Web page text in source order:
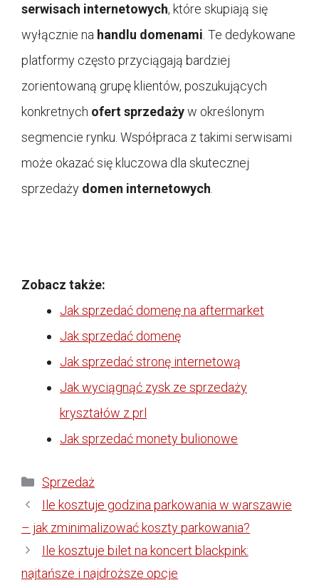
serwisach internetowych, które skupiają się
wyłącznie na handlu domenami . Te dedykowane
platformy często przyciągają bardziej
zorientowaną grupę klientów, poszukujących
konkretnych ofert sprzedażyw określonym
segmencie rynku. Współpraca z takimi serwisami
może okazać się kluczowa dla skutecznej
sprzedaży domen internetowych
Zobacz także:
Jak sprzedać domenę na aftermarket
Jak sprzedać domenę
Jak sprzedać stronę internetową
Jak wyciągnąć zysk ze sprzedaży
kryształów z prl
Jak sprzedać monety bulionowe
Kategorie
Sprzedaż
Ile kosztuje godzina parkowania w warszawie
– jak zminimalizować koszty parkowania?
Ile kosztuje bilet na koncert blackpink:
najtańsze i najdroższe opcje